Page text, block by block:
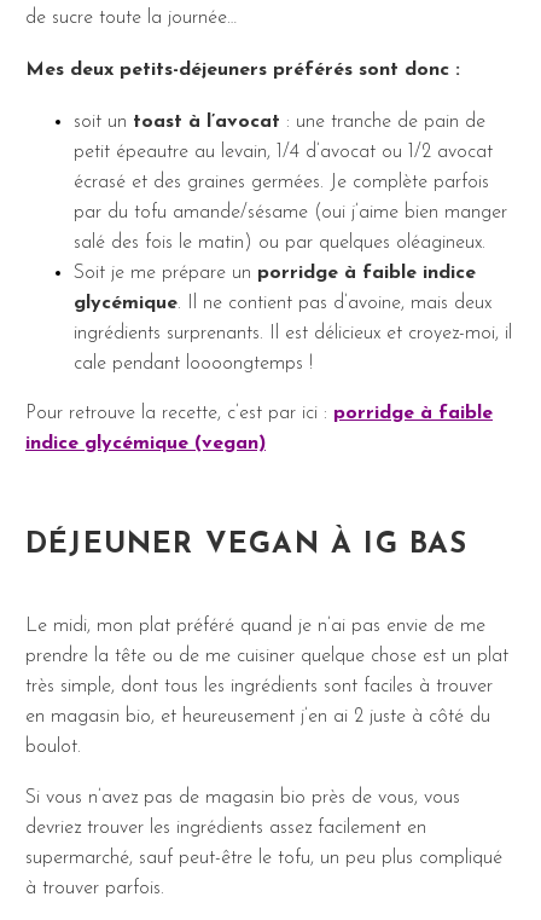
de sucre toute la journée…
Mes deux petits-déjeuners préférés sont donc :
soit un toast à l’avocat : une tranche de pain de
petit épeautre au levain, 1/4 d’avocat ou 1/2 avocat
écrasé et des graines germées. Je complète parfois
par du tofu amande/sésame (oui j’aime bien manger
salé des fois le matin) ou par quelques oléagineux.
Soit je me prépare un porridge à faible indice
glycémique. Il ne contient pas d’avoine, mais deux
ingrédients surprenants. Il est délicieux et croyez-moi, il
cale pendant loooongtemps !
Pour retrouve la recette, c’est par ici : porridge à faible
indice glycémique (vegan)
DÉJEUNER VEGAN À IG BAS
Le midi, mon plat préféré quand je n’ai pas envie de me
prendre la tête ou de me cuisiner quelque chose est un plat
très simple, dont tous les ingrédients sont faciles à trouver
en magasin bio, et heureusement j’en ai 2 juste à côté du
boulot.
Si vous n’avez pas de magasin bio près de vous, vous
devriez trouver les ingrédients assez facilement en
supermarché, sauf peut-être le tofu, un peu plus compliqué
à trouver parfois.